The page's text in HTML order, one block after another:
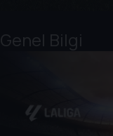
Genel Bilgi